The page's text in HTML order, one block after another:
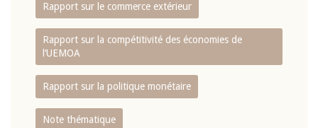
Rapport sur le commerce extérieur
Rapport sur la compétitivité des économies de
l‘UEMOA
Rapport sur la politique monétaire
Note thématique